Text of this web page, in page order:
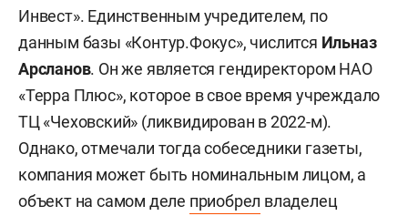
Инвест». Единственным учредителем, по
данным базы «Контур.Фокус», числится Ильназ
Арсланов. Он же является гендиректором НАО
«Терра Плюс», которое в свое время учреждало
ТЦ «Чеховский» (ликвидирован в 2022-м).
Однако, отмечали тогда собеседники газеты,
компания может быть номинальным лицом, а
объект на самом деле приобрел владелец